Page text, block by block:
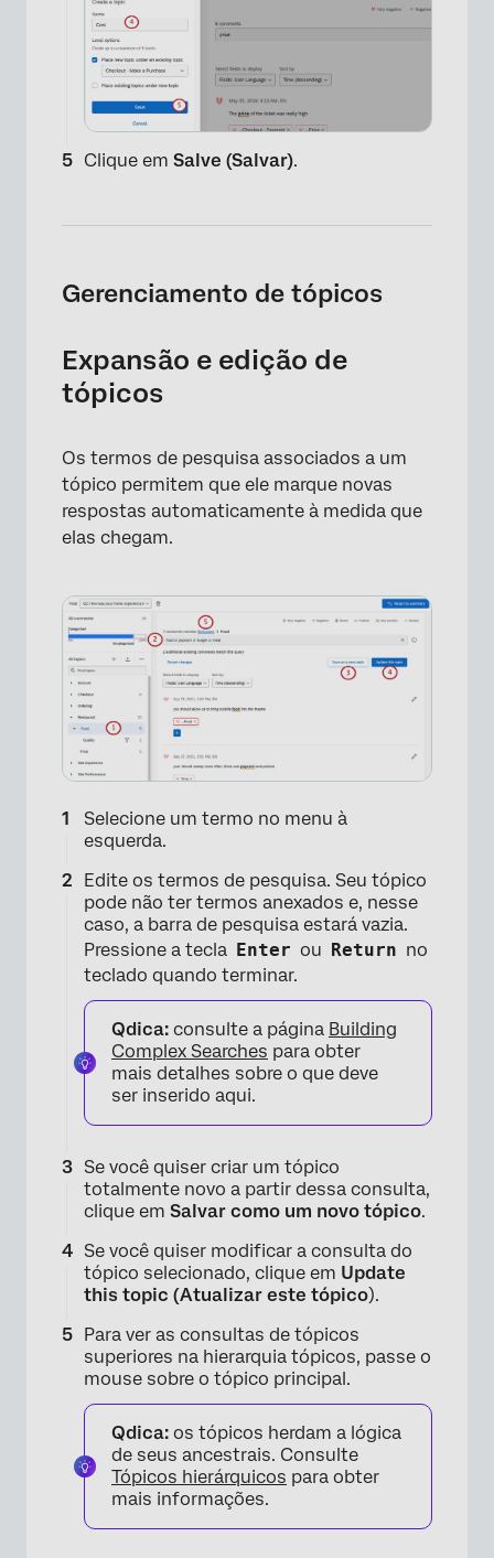
×
×
Clique em Salve (Salvar).
Gerenciamento de tópicos
Expansão e edição de
tópicos
Os termos de pesquisa associados a um
tópico permitem que ele marque novas
respostas automaticamente à medida que
elas chegam.
Selecione um termo no menu à
esquerda.
Edite os termos de pesquisa. Seu tópico
pode não ter termos anexados e, nesse
caso, a barra de pesquisa estará vazia.
Pressione a tecla Enter ou Return no
teclado quando terminar.
Qdica: consulte a página Building
Complex Searches para obter
mais detalhes sobre o que deve
ser inserido aqui.
Se você quiser criar um tópico
totalmente novo a partir dessa consulta,
clique em Salvar como um novo tópico.
Se você quiser modificar a consulta do
tópico selecionado, clique em Update
this topic (Atualizar este tópico).
Para ver as consultas de tópicos
superiores na hierarquia tópicos, passe o
mouse sobre o tópico principal.
Qdica: os tópicos herdam a lógica
de seus ancestrais. Consulte
Tópicos hierárquicos para obter
mais informações.